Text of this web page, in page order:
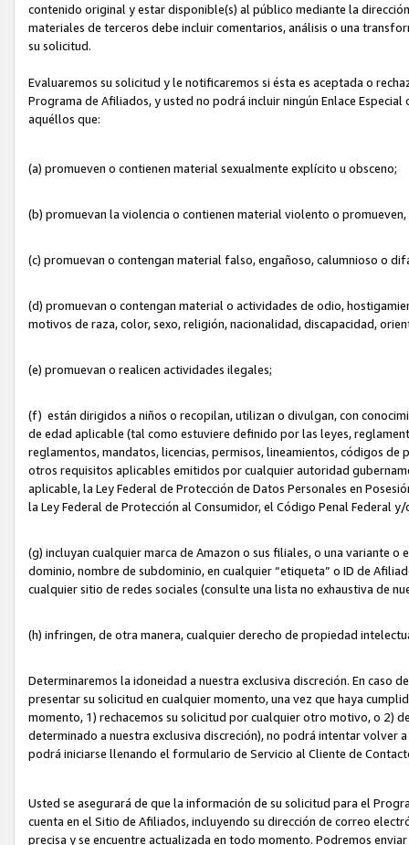
contenido original y estar disponible(s) al público mediante la
materiales de terceros debe incluir comentarios, análisis o una
su solicitud.
Evaluaremos su solicitud y le notificaremos si ésta es aceptada o
Programa de Afiliados, y usted no podrá incluir ningún Enlace
aquéllos que:
(a) promueven o contienen material sexualmente explícito u obsceno;
(b) promuevan la violencia o contienen material violento o
(c) promuevan o contengan material falso, engañoso, calumnioso o
(d) promuevan o contengan material o actividades de odio,
motivos de raza, color, sexo, religión, nacionalidad, discapacidad,
(e) promuevan o realicen actividades ilegales;
(f) están dirigidos a niños o recopilan, utilizan o divulgan, con
de edad aplicable (tal como estuviere definido por las leyes,
reglamentos, mandatos, licencias, permisos, lineamientos, códigos
otros requisitos aplicables emitidos por cualquier autoridad
aplicable, la Ley Federal de Protección de Datos Personales en
la Ley Federal de Protección al Consumidor, el Código Penal Federal
(g) incluyan cualquier marca de Amazon o sus filiales, o una variante
dominio, nombre de subdominio, en cualquier “etiqueta” o ID de
cualquier sitio de redes sociales (consulte una lista no exhaustiva de
(h) infringen, de otra manera, cualquier derecho de propiedad
Determinaremos la idoneidad a nuestra exclusiva discreción. En caso
presentar su solicitud en cualquier momento, una vez que haya
momento, 1) rechacemos su solicitud por cualquier otro motivo, o 2)
determinado a nuestra exclusiva discreción), no podrá intentar volver
podrá iniciarse llenando el formulario de Servicio al Cliente de
Usted se asegurará de que la información de su solicitud para el
cuenta en el Sitio de Afiliados, incluyendo su dirección de correo
precisa y se encuentre actualizada en todo momento. Podremos